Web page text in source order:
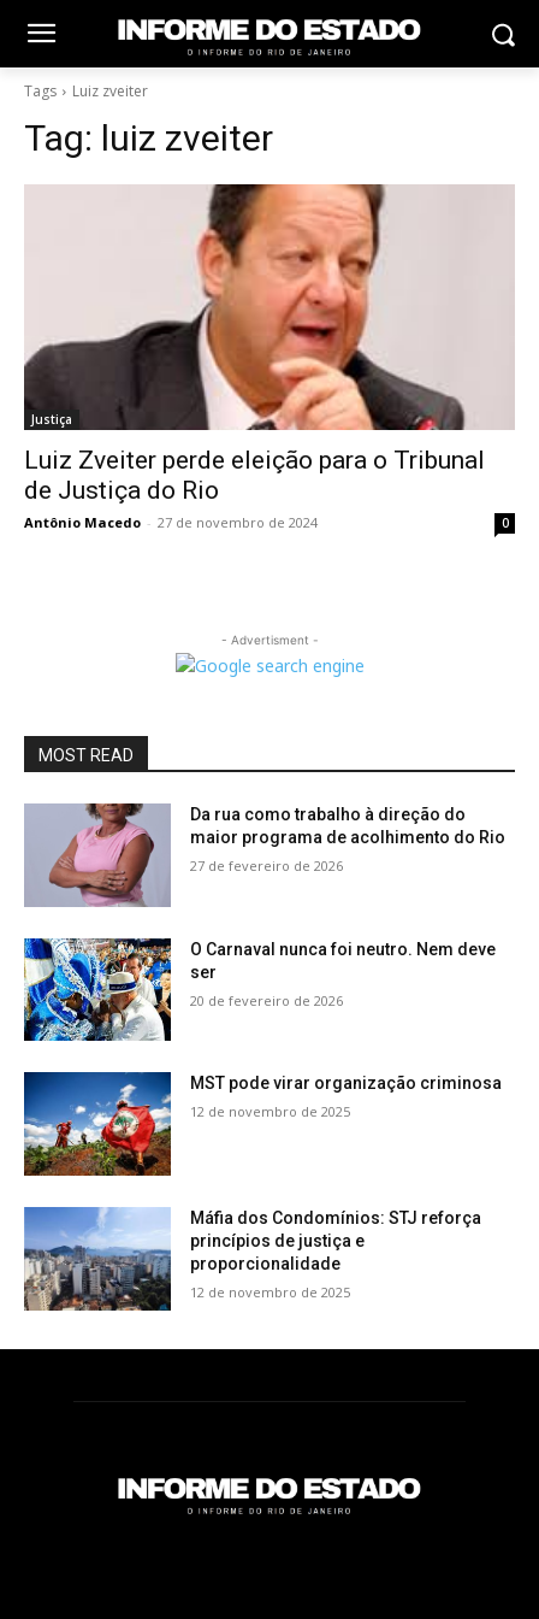
Tags Luiz zveiter
Tag: luiz zveiter
Justiça
Luiz Zveiter perde eleição para o Tribunal
de Justiça do Rio
Antônio Macedo - 27 de novembro de 2024 0
- Advertisment -
MOST READ
Da rua como trabalho à direção do
maior programa de acolhimento do Rio
27 de fevereiro de 2026
O Carnaval nunca foi neutro. Nem deve
ser
20 de fevereiro de 2026
MST pode virar organização criminosa
12 de novembro de 2025
Máfia dos Condomínios: STJ reforça
princípios de justiça e
proporcionalidade
12 de novembro de 2025